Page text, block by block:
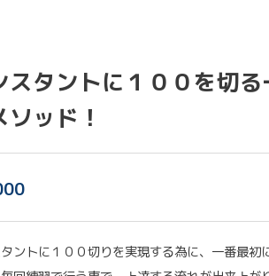
スタントに１００を切
ソッド！
ントに１００切りを実現する為に、一番最初